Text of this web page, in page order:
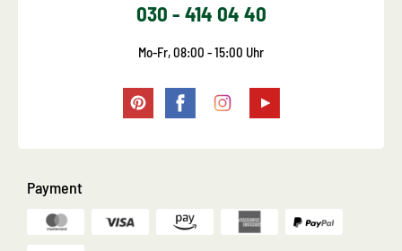
030 - 414 04 40
Mo-Fr, 08:00 - 15:00 Uhr
Payment